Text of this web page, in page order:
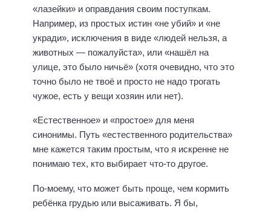
«лазейки» и оправдания своим поступкам.
Например, из простых истин «не убий» и «не
укради», исключения в виде «людей нельзя, а
животных — пожалуйста», или «нашёл на
улице, это было ничьё» (хотя очевидно, что это
точно было не твоё и просто не надо трогать
чужое, есть у вещи хозяин или нет).
«Естественное» и «простое» для меня
синонимы. Путь «естественного родительства»
мне кажется таким простым, что я искренне не
понимаю тех, кто выбирает что-то другое.
По-моему, что может быть проще, чем кормить
ребёнка грудью или высаживать. Я бы,